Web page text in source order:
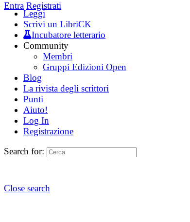
Entra Registrati
Leggi
Scrivi un LibriCK
Incubatore letterario
Community
Membri
Gruppi Edizioni Open
Blog
La rivista degli scrittori
Punti
Aiuto!
Log In
Registrazione
Search for:
Close search